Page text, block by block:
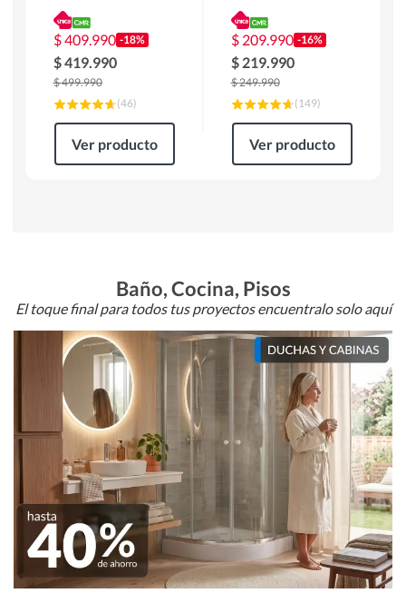
180 x 90 x 76 cm
Café
$409.990 -18%
$419.990
$499.990
(46)
Ver producto
Atlanta 91x101x94
cm Negro
$ 209.990 -16%
$ 219.990
$249.990
(149)
Ver producto
Baño, Cocina, Pisos
El toque final para todos tus proyectos encuentralo solo aquí